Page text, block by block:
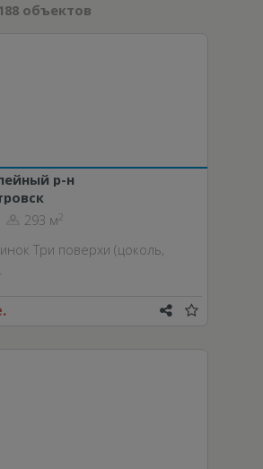
объектов
р-н
293 м2
Три поверхи (цоколь,